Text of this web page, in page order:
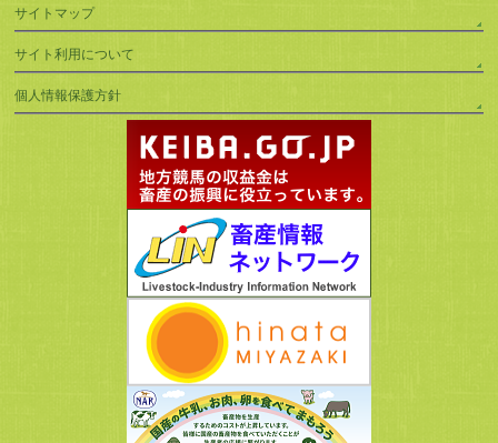
サイトマップ
サイト利用について
個人情報保護方針